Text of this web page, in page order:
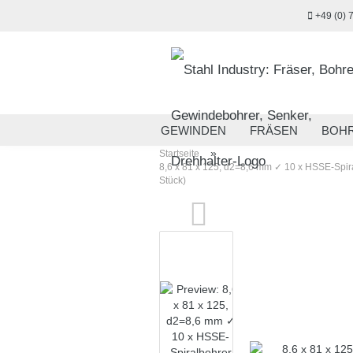
+49 (0)
GEWINDEN FRÄSEN
MESSTECHNIK
Startseite »
8,6 x 81 x 125, d2=8,6 mm ✓ 10 x HSSE-
Stück)